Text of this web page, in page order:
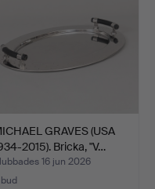
GRAVES (USA
2015). Bricka, "V…
16 jun 2026